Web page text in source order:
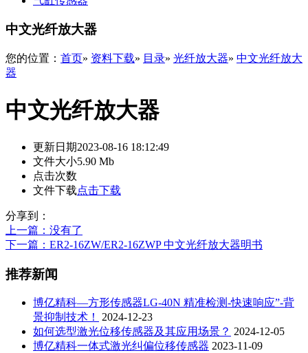
中文光纤放大器
您的位置： 首页» 资料下载» 目录» 光纤放大器» 中文光纤放大
器
中文光纤放大器
更新日期2023-08-16 18:12:49
文件大小5.90 Mb
点击次数
文件下载点击下载
分享到：
上一篇 ：没有了
下一篇 ：ER2-16ZW/ER2-16ZWP 中文光纤放大器明书
推荐新闻
博亿精科—方形传感器LG-40N 精准检测-快速响应”-背
景抑制技术！
2024-12-23
如何选型激光位移传感器及其应用场景？ 2024-12-05
博亿精科一体式激光纠偏位移传感器 2023-11-09